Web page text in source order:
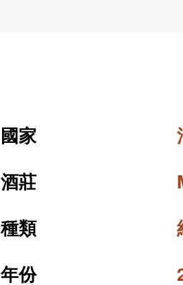
國家
酒莊
種類
年份